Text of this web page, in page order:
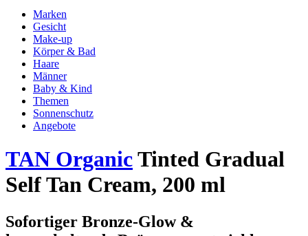
Marken
Gesicht
Make-up
Körper & Bad
Haare
Männer
Baby & Kind
Themen
Sonnenschutz
Angebote
TAN OrganicTinted Gradual
Self Tan Cream, 200 ml
Sofortiger Bronze-Glow &